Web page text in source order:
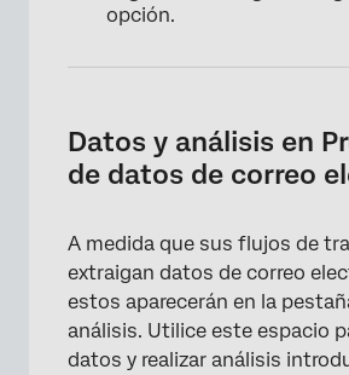
opción.
Datos y análisis en
de datos de correo
A medida que sus flujos de
extraigan datos de correo
estos aparecerán en la
análisis. Utilice este espacio
datos y realizar análisis